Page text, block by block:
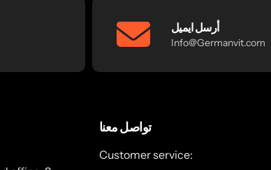
أرسل ايميل
Info@Germanvit.com
تواصل معنا
Customer service: